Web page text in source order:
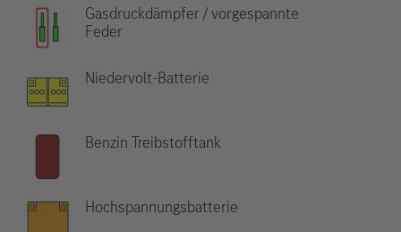
Gasdruckdämpfer / vorgespannte
Feder
Niedervolt-Batterie
Benzin Treibstofftank
Hochspannungsbatterie